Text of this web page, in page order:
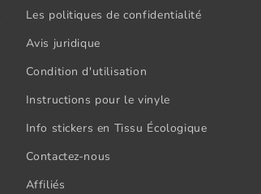
Les politiques de confidentialité
Avis juridique
Condition d'utilisation
Instructions pour le vinyle
Info stickers en Tissu Écologique
Contactez-nous
Affiliés